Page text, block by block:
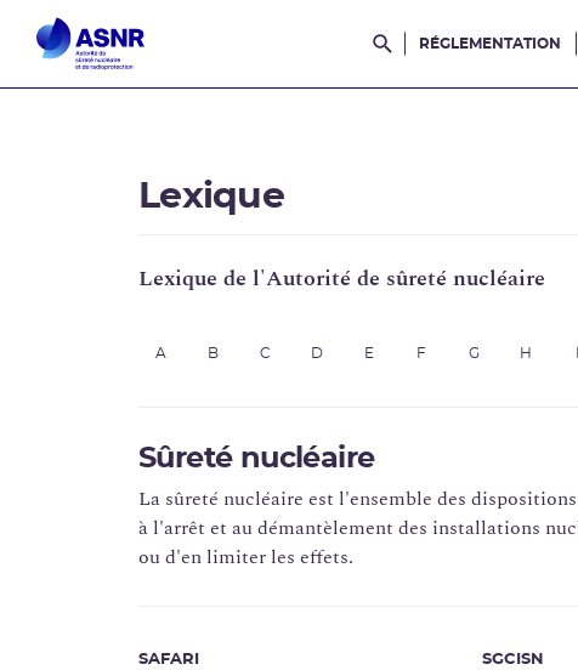
Rechercher dans le
RÉGLEMENTATION
Lexique
Lexique de l'Autorité de sûreté nucléaire
A B C D E F G H
Sûreté nucléaire
La sûreté nucléaire est l'ensemble des
à l'arrêt et au démantèlement des installations
ou d'en limiter les effets.
SAFARI SGCISN